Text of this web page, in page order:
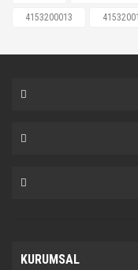
8200868516,
4153200013
KURUMSAL